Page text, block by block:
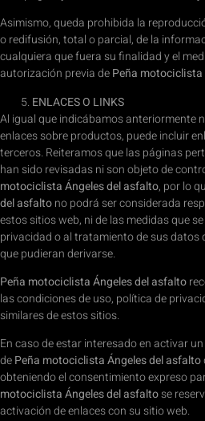
Asimismo, queda prohibida la
o redifusión, total o parcial, de la
cualquiera que fuera su finalidad y el
autorización previa dePeña
ENLACES O LINKS
Al igual que indicábamos anteriormente
enlaces sobre productos, puede incluir
terceros. Reiteramos que las páginas
han sido revisadas ni son objeto de
motociclista Ángeles del asfalto, por lo
del asfaltono podrá ser considerada
estos sitios web, ni de las medidas que
privacidad o al tratamiento de sus datos
que pudieran derivarse.
Peña motociclista Ángeles del asfalto
las condiciones de uso, política de
similares de estos sitios.
En caso de estar interesado en activar
dePeña motociclista Ángeles del asfalto
obteniendo el consentimiento expreso
motociclista Ángeles del asfaltose
activación de enlaces con su sitio web.